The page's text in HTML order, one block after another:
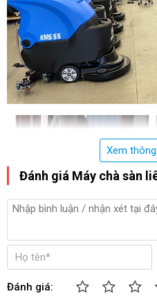
Xem
Đánh giá Máy chà sàn
Đánh giá: